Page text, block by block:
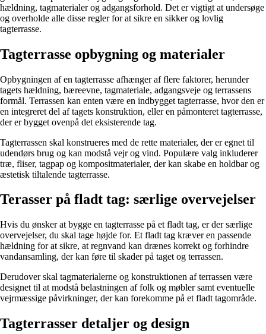
hældning, tagmaterialer og adgangsforhold. Det er vigtigt at undersøge
og overholde alle disse regler for at sikre en sikker og lovlig
tagterrasse.
Tagterrasse opbygning og materialer
Opbygningen af en tagterrasse afhænger af flere faktorer, herunder
tagets hældning, bæreevne, tagmateriale, adgangsveje og terrassens
formål. Terrassen kan enten være en indbygget tagterrasse, hvor den er
en integreret del af tagets konstruktion, eller en påmonteret tagterrasse,
der er bygget ovenpå det eksisterende tag.
Tagterrassen skal konstrueres med de rette materialer, der er egnet til
udendørs brug og kan modstå vejr og vind. Populære valg inkluderer
træ, fliser, tagpap og kompositmaterialer, der kan skabe en holdbar og
æstetisk tiltalende tagterrasse.
Terasser på fladt tag: særlige overvejelser
Hvis du ønsker at bygge en tagterrasse på et fladt tag, er der særlige
overvejelser, du skal tage højde for. Et fladt tag kræver en passende
hældning for at sikre, at regnvand kan drænes korrekt og forhindre
vandansamling, der kan føre til skader på taget og terrassen.
Derudover skal tagmaterialerne og konstruktionen af terrassen være
designet til at modstå belastningen af folk og møbler samt eventuelle
vejrmæssige påvirkninger, der kan forekomme på et fladt tagområde.
Tagterrasser detaljer og design